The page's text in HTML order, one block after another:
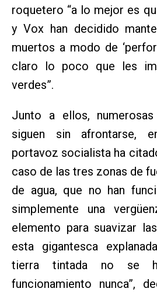
roquetero “a lo mejor es
y Vox han decidido
muertos a modo de
claro lo poco que les
verdes”.
Junto a ellos,
siguen sin afrontarse,
portavoz socialista ha
caso de las tres zonas de
de agua, que no han
simplemente una
elemento para suavizar
esta gigantesca
tierra tintada no se
funcionamiento nunca”,